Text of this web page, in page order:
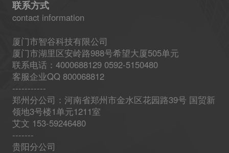
联系方式
contact information
厦门市智谷科技有限公司
厦门市湖里区安岭路988号希望大厦505单元
联系电话：4000688129 0592-5150480
客服企业QQ 800068812
-----------
郑州分公司：河南省郑州市金水区花园路39号 国贸新
领地3号楼1单元1211室
艾文 153-59246480
-------
贵阳分公司